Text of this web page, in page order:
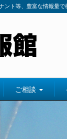
ト等、豊富な情報量
ご相談